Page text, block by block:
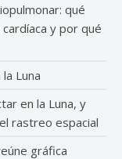
qué
y por qué
Luna
en la Luna, y
rastreo espacial
gráfica